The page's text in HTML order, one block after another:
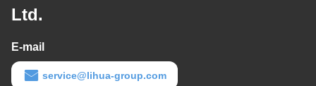
Ltd.
E-mail
service@lihua-group.com